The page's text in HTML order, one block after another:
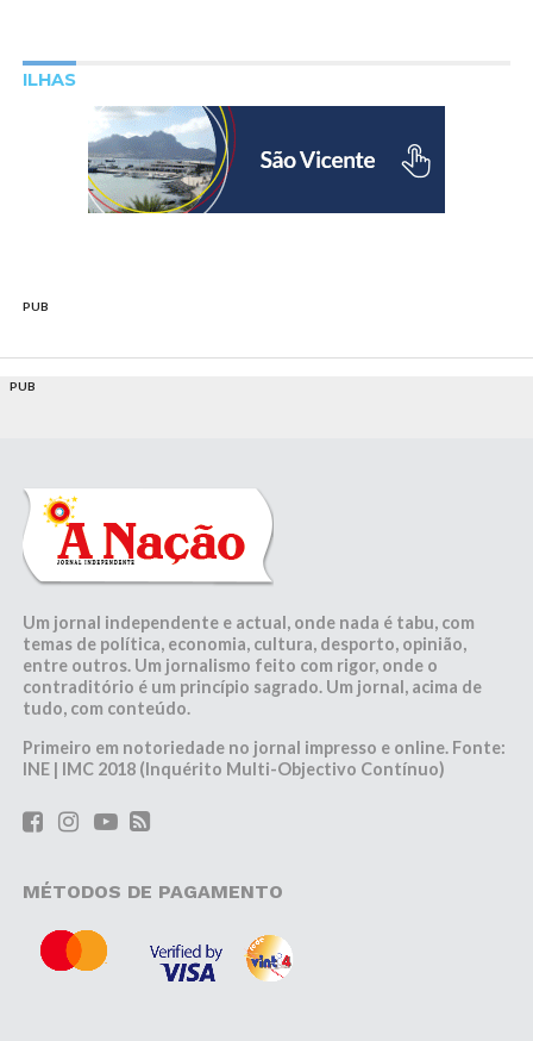
ILHAS
PUB
PUB
Um jornal independente e actual, onde nada é tabu, com
temas de política, economia, cultura, desporto, opinião,
entre outros. Um jornalismo feito com rigor, onde o
contraditório é um princípio sagrado. Um jornal, acima de
tudo, com conteúdo.
Primeiro em notoriedade no jornal impresso e online. Fonte:
INE | IMC 2018 (Inquérito Multi-Objectivo Contínuo)
MÉTODOS DE PAGAMENTO